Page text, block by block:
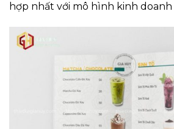
hợp nhất với mô hình kinh